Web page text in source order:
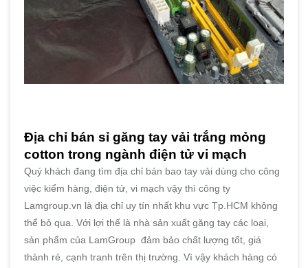
Địa chỉ bán sỉ găng tay vải trắng mỏng
cotton trong ngành điện tử vi mạch
Quý khách đang tìm địa chỉ bán bao tay vải dùng cho công
việc kiểm hàng, điện tử, vi mạch vậy thì công ty
Lamgroup.vn là địa chỉ uy tín nhất khu vực Tp.HCM không
thể bỏ qua. Với lợi thế là nhà sản xuất găng tay các loại,
sản phẩm của LamGroup đảm bảo chất lượng tốt, giá
thành rẻ, cạnh tranh trên thị trường. Vì vậy khách hàng có